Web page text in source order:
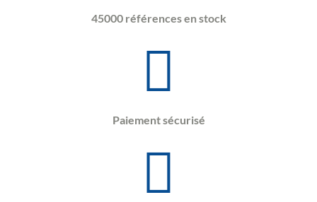
45000 références en stock
Paiement sécurisé